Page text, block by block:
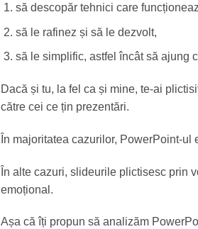
să descopăr tehnici care
să le rafinez și să le dezvolt,
să le simplific, astfel încât să ajung
Dacă și tu, la fel ca și mine, te-ai
către cei ce țin prezentări.
În majoritatea cazurilor, PowerPoint-
În alte cazuri, slideurile plictisesc prin
emoțional.
Așa că îți propun să analizăm